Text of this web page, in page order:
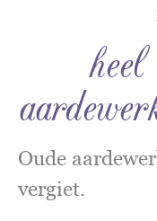
Oude
vergiet.